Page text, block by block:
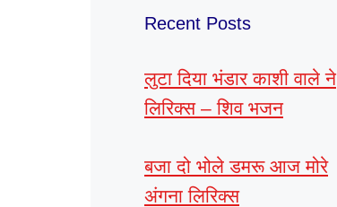
Recent Posts
लुटा दिया भंडार काशी वाले ने
लिरिक्स – शिव भजन
बजा दो भोले डमरू आज मोरे
अंगना लिरिक्स